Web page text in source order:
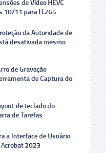
de Vídeo HEVC
10/11 para H.265
da Autoridade de
desativada mesmo
de Gravação
de Captura do
de teclado do
de Tarefas
a Interface de Usuário
2023